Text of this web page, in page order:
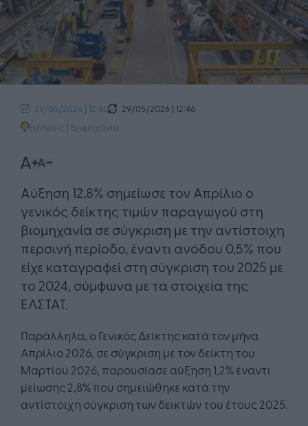
29/05/2026 | 12:45
29/05/2026 | 12:46
Ειδήσεις | Βιομηχανία
Αύξηση 12,8% σημείωσε τον Απρίλιο ο
γενικός δείκτης τιμών παραγωγού στη
βιομηχανία σε σύγκριση με την αντίστοιχη
περσινή περίοδο, έναντι ανόδου 0,5% που
είχε καταγραφεί στη σύγκριση του 2025 με
το 2024, σύμφωνα με τα στοιχεία της
ΕΛΣΤΑΤ.
Παράλληλα, ο Γενικός Δείκτης κατά τον μήνα
Απρίλιο 2026, σε σύγκριση με τον δείκτη του
Μαρτίου 2026, παρουσίασε αύξηση 1,2% έναντι
μείωσης 2,8% που σημειώθηκε κατά την
αντίστοιχη σύγκριση των δεικτών του έτους 2025.